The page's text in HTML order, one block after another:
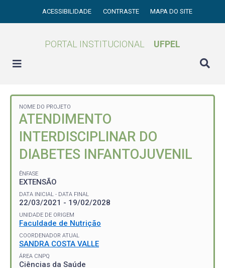
ACESSIBILIDADE CONTRASTE MAPA DO SITE
PORTAL INSTITUCIONAL UFPEL
NOME DO PROJETO
ATENDIMENTO
INTERDISCIPLINAR DO
DIABETES INFANTOJUVENIL
ÊNFASE
EXTENSÃO
DATA INICIAL - DATA FINAL
22/03/2021 - 19/02/2028
UNIDADE DE ORIGEM
Faculdade de Nutrição
COORDENADOR ATUAL
SANDRA COSTA VALLE
ÁREA CNPQ
Ciências da Saúde